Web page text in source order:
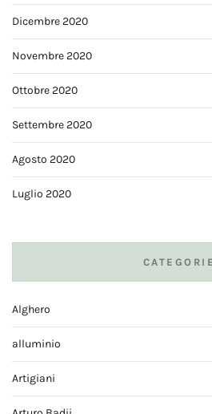
Dicembre 2020
Novembre 2020
Ottobre 2020
Settembre 2020
Agosto 2020
Luglio 2020
CATEGORIE
Alghero
alluminio
Artigiani